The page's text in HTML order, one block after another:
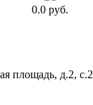
0.0 руб.
площадь, д.2, с.2